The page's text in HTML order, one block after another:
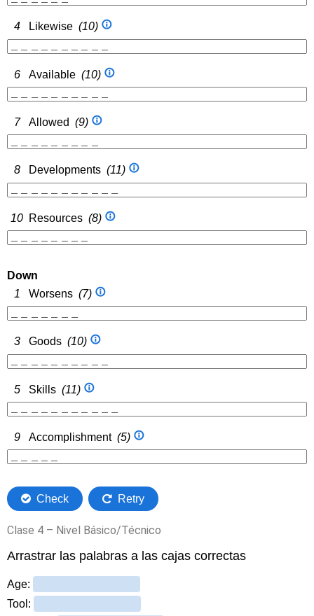
Clase 4 – Nivel Básico/Técnico